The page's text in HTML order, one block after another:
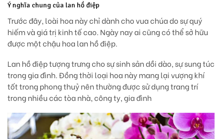
Ý nghĩa chung của lan hồ điệp
Trước đây, loài hoa này chỉ dành cho vua chúa do sự quý
hiếm và giá trị kinh tế cao. Ngày nay ai cũng có thể sở hữu
được một chậu hoa lan hồ điệp.
Lan hồ điệp tượng trưng cho sự sinh sản dồi dào, sự sung túc
trong gia đình. Đồng thời loại hoa này mang lại vượng khí
tốt trong phong thuỷ nên thường được sử dụng trang trí
trong nhiều các tòa nhà, công ty, gia đình